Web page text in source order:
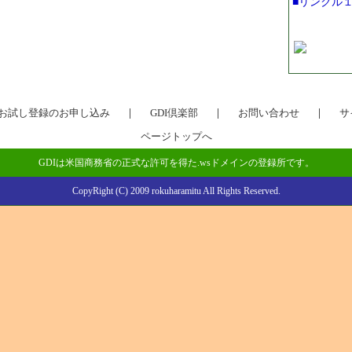
試し登録のお申し込み GDI倶楽部 お問い合わせ
サ
ページトップへ
GDIは米国商務省の正式な許可を得た.wsドメインの登録所です。
CopyRight (C) 2009 rokuharamitu All Rights Reserved.